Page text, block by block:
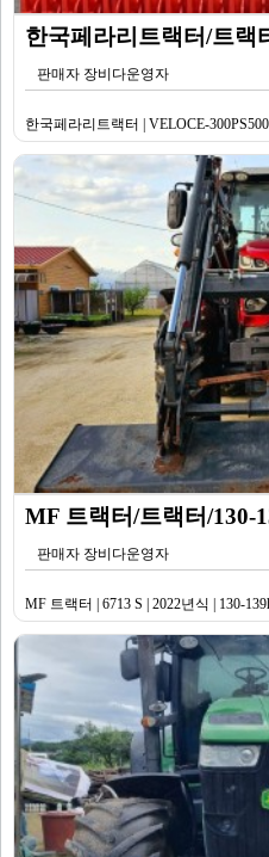
판매자 장비다운영자
한국페라리트랙터 | VELOCE-
MF 트랙터/트랙터/130-
판매자 장비다운영자
MF 트랙터 | 6713 S | 2022년식 | 130-